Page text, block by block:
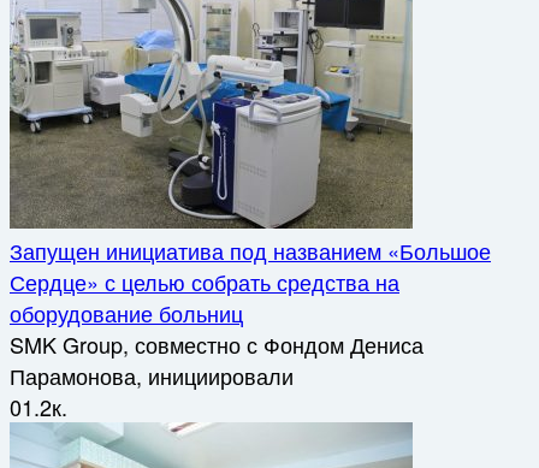
Запущен инициатива под названием «Большое
Сердце» с целью собрать средства на
оборудование больниц
SMK Group, совместно с Фондом Дениса
Парамонова, инициировали
01.2к.